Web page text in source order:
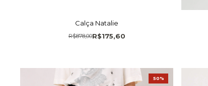
Calça Natalie
R$175,60
R$878,00
50%